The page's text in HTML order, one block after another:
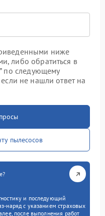
ниже
либо обратиться в
по следующему
если не нашли ответ на
пылесосов
и последующий
наряд с указанием страховых
после выполнения работ